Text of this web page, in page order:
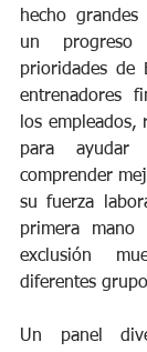
hecho
un
prioridades de
entrenadores
los empleados,
para
comprender
su fuerza
primera
exclusión
diferentes
Un panel